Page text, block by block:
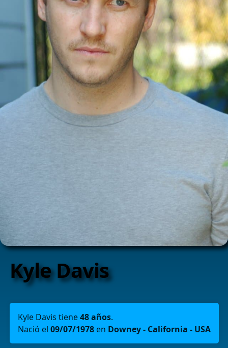
Kyle Davis
Kyle Davis tiene48 años.
Nació el 09/07/1978en Downey - California - USA